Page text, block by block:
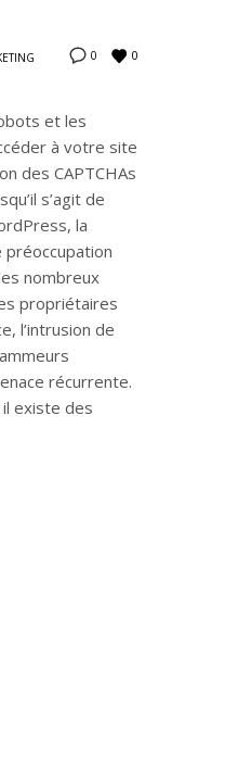
0 0
et les
à votre site
des CAPTCHAs
s’agit de
la
nombreux
propriétaires
l’intrusion de
récurrente.
existe des